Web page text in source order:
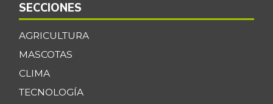
SECCIONES
AGRICULTURA
MASCOTAS
CLIMA
TECNOLOGÍA